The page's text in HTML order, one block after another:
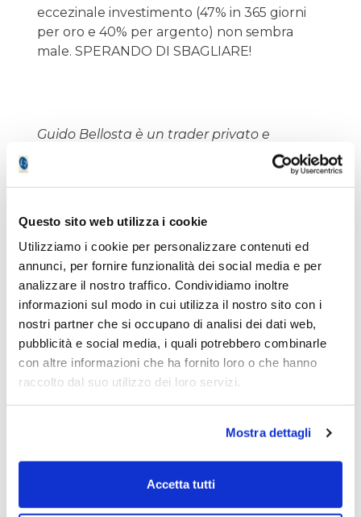
Questo sito web utilizza i cookie
Utilizziamo i cookie per personalizzare contenuti ed
annunci, per fornire funzionalità dei social media e per
analizzare il nostro traffico. Condividiamo inoltre
informazioni sul modo in cui utilizza il nostro sito con i
nostri partner che si occupano di analisi dei dati web,
pubblicità e social media, i quali potrebbero combinarle
con altre informazioni che ha fornito loro o che hanno
raccolto dal suo utilizzo dei loro servizi.
Mostra dettagli
Accetta tutti
eccezinale investimento (47% in 365 giorni
per oro e 40% per argento) non sembra
male. SPERANDO DI SBAGLIARE!
Guido Bellosta è un trader privato e
potrebbe detenere gli strumenti finanziari
oggetto delle sue analisi risultando così in
conflitto di interesse con i lettori.
Doveri dell’Informazione Economica
qui >>
Informativa metodoclicca qui >>
Guido Bellosta
Gli ultimi articoli di
Guido Bellosta